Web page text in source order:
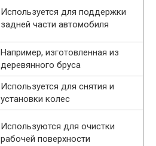
Используется для поддержки
задней части автомобиля
Например, изготовленная из
деревянного бруса
Используется для снятия и
установки колес
Используются для очистки
рабочей поверхности